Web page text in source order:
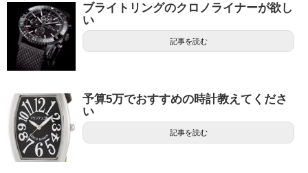
ブライトリングのクロノライナーが欲し
い
記事を読む
予算5万でおすすめの時計教えてくださ
い
記事を読む